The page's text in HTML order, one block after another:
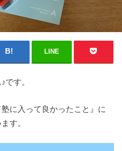
LINE
です。
に入って良かったこと』に
す。